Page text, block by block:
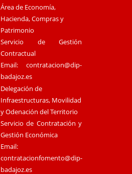
Área de Economía,
Hacienda, Compras y
Patrimonio
Servicio de Gestión
Contractual
Email:contratacion@dip-
badajoz.es
Delegación de
Infraestructuras, Movilidad
y Odenación del Territorio
Servicio de Contratación y
Gestión Económica
Email:
contratacionfomento@dip-
badajoz.es